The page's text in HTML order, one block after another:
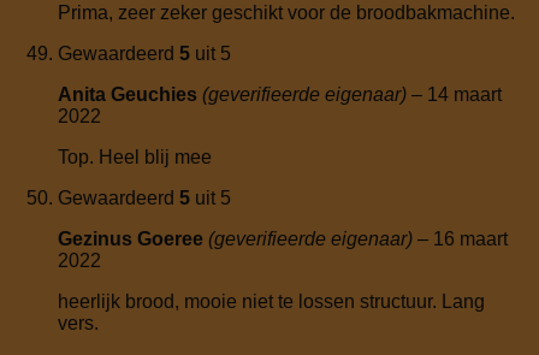
Prima, zeer zeker geschikt voor de broodbakmachine.
Gewaardeerd 5 uit 5
Anita Geuchies (geverifieerde eigenaar) – 14 maart
2022
Top. Heel blij mee
Gewaardeerd 5 uit 5
Gezinus Goeree (geverifieerde eigenaar) – 16 maart
2022
heerlijk brood, mooie niet te lossen structuur. Lang
vers.